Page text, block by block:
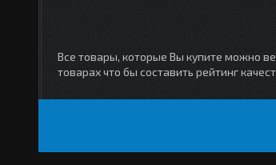
Все товары, которые Вы купите можно
товарах что бы составить рейтинг